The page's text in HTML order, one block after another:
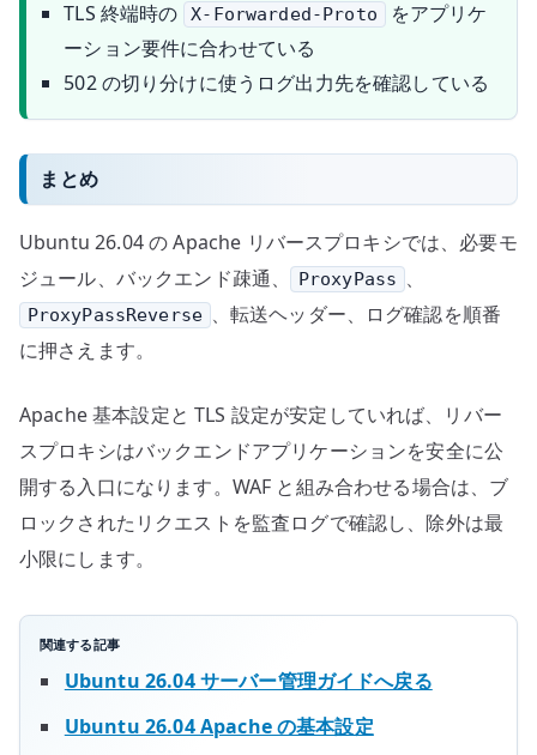
TLS 終端時の
X-Forwarded-Proto
をアプリケ
ーション要件に合わせている
502 の切り分けに使うログ出力先を確認している
まとめ
Ubuntu 26.04 の Apache リバースプロキシでは、必要モ
ジュール、バックエンド疎通、
ProxyPass 、
ProxyPassReverse 、転送ヘッダー、ログ確認を順番
に押さえます。
Apache 基本設定と TLS 設定が安定していれば、リバー
スプロキシはバックエンドアプリケーションを安全に公
開する入口になります。WAF と組み合わせる場合は、ブ
ロックされたリクエストを監査ログで確認し、除外は最
小限にします。
関連する記事
Ubuntu 26.04 サーバー管理ガイドへ戻る
Ubuntu 26.04 Apache の基本設定